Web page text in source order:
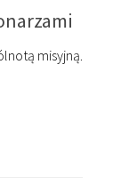
misyjną.